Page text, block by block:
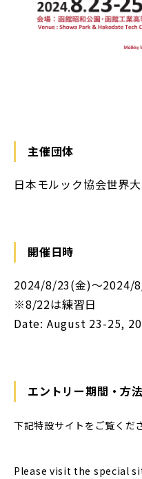
主催団体
日本モルック協会世界
開催日時
2024/8/23(金)～2024/
※8/22は練習日
Date: August 23-25,
エントリー期間・方法
下記特設サイトをご覧くだ
Please visit the special